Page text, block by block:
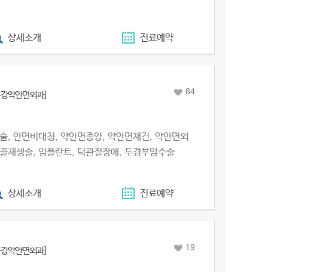
상세소개 진료예약
강악안면외과]
, 안면비대칭, 악안면종양, 악안면재건, 악안면외
재생술, 임플란트, 턱관절장애, 두경부암수술
84
상세소개 진료예약
강악안면외과]
19